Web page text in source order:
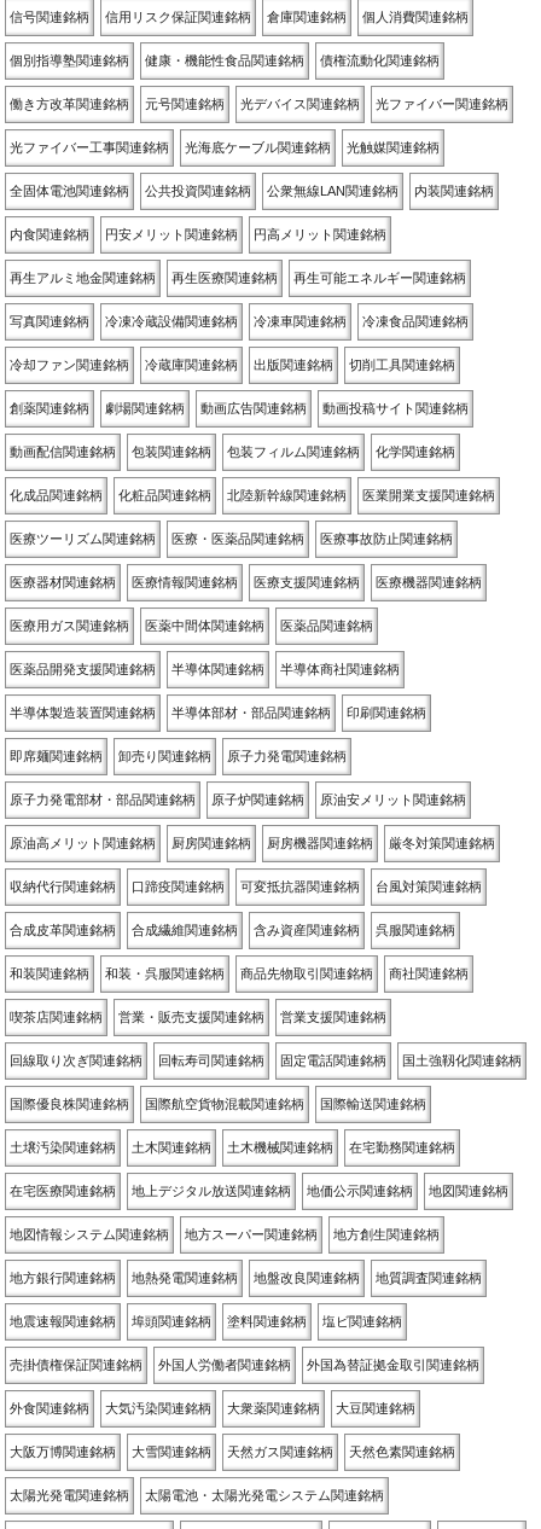
信号関連銘柄 信用リスク保証関連銘柄 倉庫関連銘柄 個人消費関連銘柄
個別指導塾関連銘柄 健康・機能性食品関連銘柄 債権流動化関連銘柄
働き方改革関連銘柄 元号関連銘柄 光デバイス関連銘柄 光ファイバー関連銘柄
光ファイバー工事関連銘柄 光海底ケーブル関連銘柄 光触媒関連銘柄
全固体電池関連銘柄 公共投資関連銘柄 公衆無線LAN関連銘柄 内装関連銘柄
内食関連銘柄 円安メリット関連銘柄 円高メリット関連銘柄
再生アルミ地金関連銘柄 再生医療関連銘柄 再生可能エネルギー関連銘柄
写真関連銘柄 冷凍冷蔵設備関連銘柄 冷凍車関連銘柄 冷凍食品関連銘柄
冷却ファン関連銘柄 冷蔵庫関連銘柄 出版関連銘柄 切削工具関連銘柄
創薬関連銘柄 劇場関連銘柄 動画広告関連銘柄 動画投稿サイト関連銘柄
動画配信関連銘柄 包装関連銘柄 包装フィルム関連銘柄 化学関連銘柄
化成品関連銘柄 化粧品関連銘柄 北陸新幹線関連銘柄 医業開業支援関連銘柄
医療ツーリズム関連銘柄 医療・医薬品関連銘柄 医療事故防止関連銘柄
医療器材関連銘柄 医療情報関連銘柄 医療支援関連銘柄 医療機器関連銘柄
医療用ガス関連銘柄 医薬中間体関連銘柄 医薬品関連銘柄
医薬品開発支援関連銘柄 半導体関連銘柄 半導体商社関連銘柄
半導体製造装置関連銘柄 半導体部材・部品関連銘柄 印刷関連銘柄
即席麺関連銘柄 卸売り関連銘柄 原子力発電関連銘柄
原子力発電部材・部品関連銘柄 原子炉関連銘柄 原油安メリット関連銘柄
原油高メリット関連銘柄 厨房関連銘柄 厨房機器関連銘柄 厳冬対策関連銘柄
収納代行関連銘柄 口蹄疫関連銘柄 可変抵抗器関連銘柄 台風対策関連銘柄
合成皮革関連銘柄 合成繊維関連銘柄 含み資産関連銘柄 呉服関連銘柄
和装関連銘柄 和装・呉服関連銘柄 商品先物取引関連銘柄 商社関連銘柄
喫茶店関連銘柄 営業・販売支援関連銘柄 営業支援関連銘柄
回線取り次ぎ関連銘柄 回転寿司関連銘柄 固定電話関連銘柄 国土強靱化関連銘柄
国際優良株関連銘柄 国際航空貨物混載関連銘柄 国際輸送関連銘柄
土壌汚染関連銘柄 土木関連銘柄 土木機械関連銘柄 在宅勤務関連銘柄
在宅医療関連銘柄 地上デジタル放送関連銘柄 地価公示関連銘柄 地図関連銘柄
地図情報システム関連銘柄 地方スーパー関連銘柄 地方創生関連銘柄
地方銀行関連銘柄 地熱発電関連銘柄 地盤改良関連銘柄 地質調査関連銘柄
地震速報関連銘柄 埠頭関連銘柄 塗料関連銘柄 塩ビ関連銘柄
売掛債権保証関連銘柄 外国人労働者関連銘柄 外国為替証拠金取引関連銘柄
外食関連銘柄 大気汚染関連銘柄 大衆薬関連銘柄 大豆関連銘柄
大阪万博関連銘柄 大雪関連銘柄 天然ガス関連銘柄 天然色素関連銘柄
太陽光発電関連銘柄 太陽電池・太陽光発電システム関連銘柄